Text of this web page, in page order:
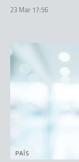
23 Mar 17:56
PAÍS